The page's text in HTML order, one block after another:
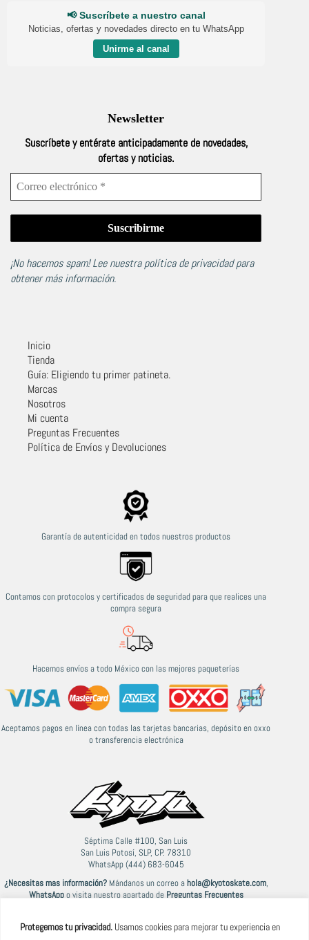
Protegemos tu privacidad. Usamos cookies para mejorar tu experiencia en
📢 Suscríbete a nuestro canal
Noticias, ofertas y novedades directo en tu WhatsApp
Unirme al canal
Newsletter
Suscríbete y entérate anticipadamente de novedades,
ofertas y noticias.
¡No hacemos spam! Lee nuestrapolítica de privacidadpara
obtener más información.
Inicio
Tienda
Guía: Eligiendo tu primer patineta.
Marcas
Nosotros
Mi cuenta
Preguntas Frecuentes
Política de Envíos y Devoluciones
Garantía de autenticidad en todos nuestros productos
Contamos con protocolos y certificados de seguridad para que realices una
compra segura
Hacemos envíos a todo México con las mejores paqueterías
Aceptamos pagos en línea con todas las tarjetas bancarias, depósito en oxxo
o transferencia electrónica
Séptima Calle #100, San Luis
San Luis Potosí, SLP, CP. 78310
WhatsApp (444) 683-6045
¿Necesitas mas información?Mándanos un correo ahola@kyotoskate.com,
WhatsAppo visita nuestro apartado de Preguntas Frecuentes